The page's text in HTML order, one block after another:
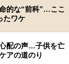
的な“前科”…ここ
たワケ
配の声…子供を亡
アの道のり